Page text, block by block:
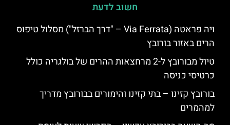
חשוב לדעת
ויה פראטה (Via Ferrata – "דרך הברזל") מסלול טיפוס
הרים באזור בורובץ
טיול מבורובץ ל-2 מרחצאות ההרים של בולגריה כולל
כרטיסי כניסה
בורובץ קזינו – בתי קזינו והימורים בבורובץ מדריך
למהמרים